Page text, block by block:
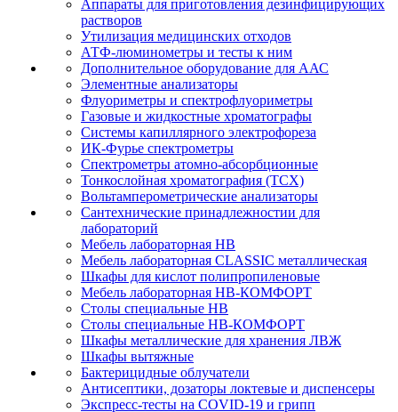
Аппараты для приготовления дезинфицирующих
растворов
Утилизация медицинских отходов
АТФ-люминометры и тесты к ним
Дополнительное оборудование для ААС
Элементные анализаторы
Флуориметры и спектрофлуориметры
Газовые и жидкостные хроматографы
Системы капиллярного электрофореза
ИК-Фурье спектрометры
Спектрометры атомно-абсорбционные
Тонкослойная хроматография (ТСХ)
Вольтамперометрические анализаторы
Сантехнические принадлежностии для
лабораторий
Мебель лабораторная НВ
Мебель лабораторная CLASSIC металлическая
Шкафы для кислот полипропиленовые
Мебель лабораторная НВ-КОМФОРТ
Столы специальные НВ
Столы специальные НВ-КОМФОРТ
Шкафы металлические для хранения ЛВЖ
Шкафы вытяжные
Бактерицидные облучатели
Антисептики, дозаторы локтевые и диспенсеры
Экспресс-тесты на COVID-19 и грипп